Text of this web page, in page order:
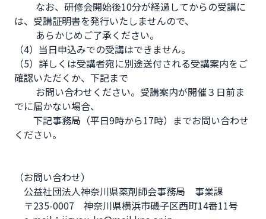
は、受講証明書を発行いたしませんので、
あらかじめご了承ください。
（4）当日申込みでの受講はできません。
（5）詳しくは受講者宛に別途送付される受講案内をご
確認いただくか、下記まで
でに届かない場合、
下記事務局（平日9時から17時）までお問い合わせ
ください。
（お問い合わせ）
公益社団法人神奈川県薬剤師会事務局　事業課
〒235-0007　神奈川県横浜市磯子区西町14番11号